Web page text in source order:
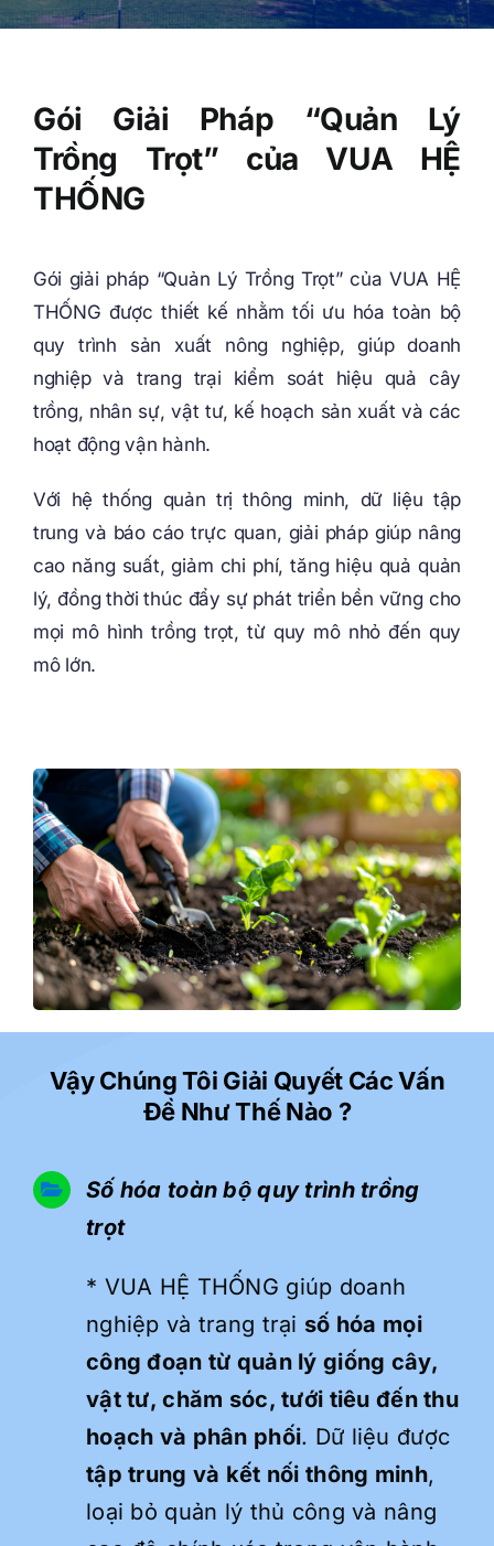
Gói Giải Pháp “Quản Lý
Trồng Trọt” của VUA HỆ
THỐNG
Gói giải pháp “Quản Lý Trồng Trọt” của VUA HỆ
THỐNG được thiết kế nhằm tối ưu hóa toàn bộ
quy trình sản xuất nông nghiệp, giúp doanh
nghiệp và trang trại kiểm soát hiệu quả cây
trồng, nhân sự, vật tư, kế hoạch sản xuất và các
hoạt động vận hành.
Với hệ thống quản trị thông minh, dữ liệu tập
trung và báo cáo trực quan, giải pháp giúp nâng
cao năng suất, giảm chi phí, tăng hiệu quả quản
lý, đồng thời thúc đẩy sự phát triển bền vững cho
mọi mô hình trồng trọt, từ quy mô nhỏ đến quy
mô lớn.
Vậy Chúng Tôi Giải Quyết Các Vấn
Đề Như Thế Nào ?
Số hóa toàn bộ quy trình trồng
trọt
* VUA HỆ THỐNG giúp doanh
nghiệp và trang trại số hóa mọi
công đoạn từ quản lý giống cây,
vật tư, chăm sóc, tưới tiêu đến thu
hoạch và phân phối. Dữ liệu được
tập trung và kết nối thông minh,
loại bỏ quản lý thủ công và nâng